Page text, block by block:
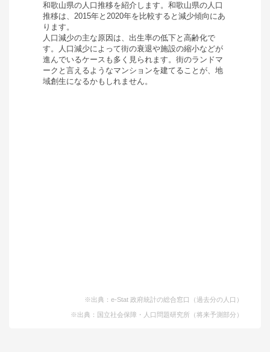
和歌山県の人口推移を紹介します。 和歌山県の人口
推移は、2015年と2020年を比較すると 減少傾向にあ
ります。
人口減少の主な原因は、出生率の低下と高齢化で
す。人口減少によって街の衰退や施設の縮小などが
進んでいるケースも多く見られます。街のランドマ
ークと言えるようなマンションを建てることが、地
域創生になるかもしれません。
※出典：e-Stat 政府統計の総合窓口（過去分の人口）
※出典：国立社会保障・人口問題研究所（将来予測部分）